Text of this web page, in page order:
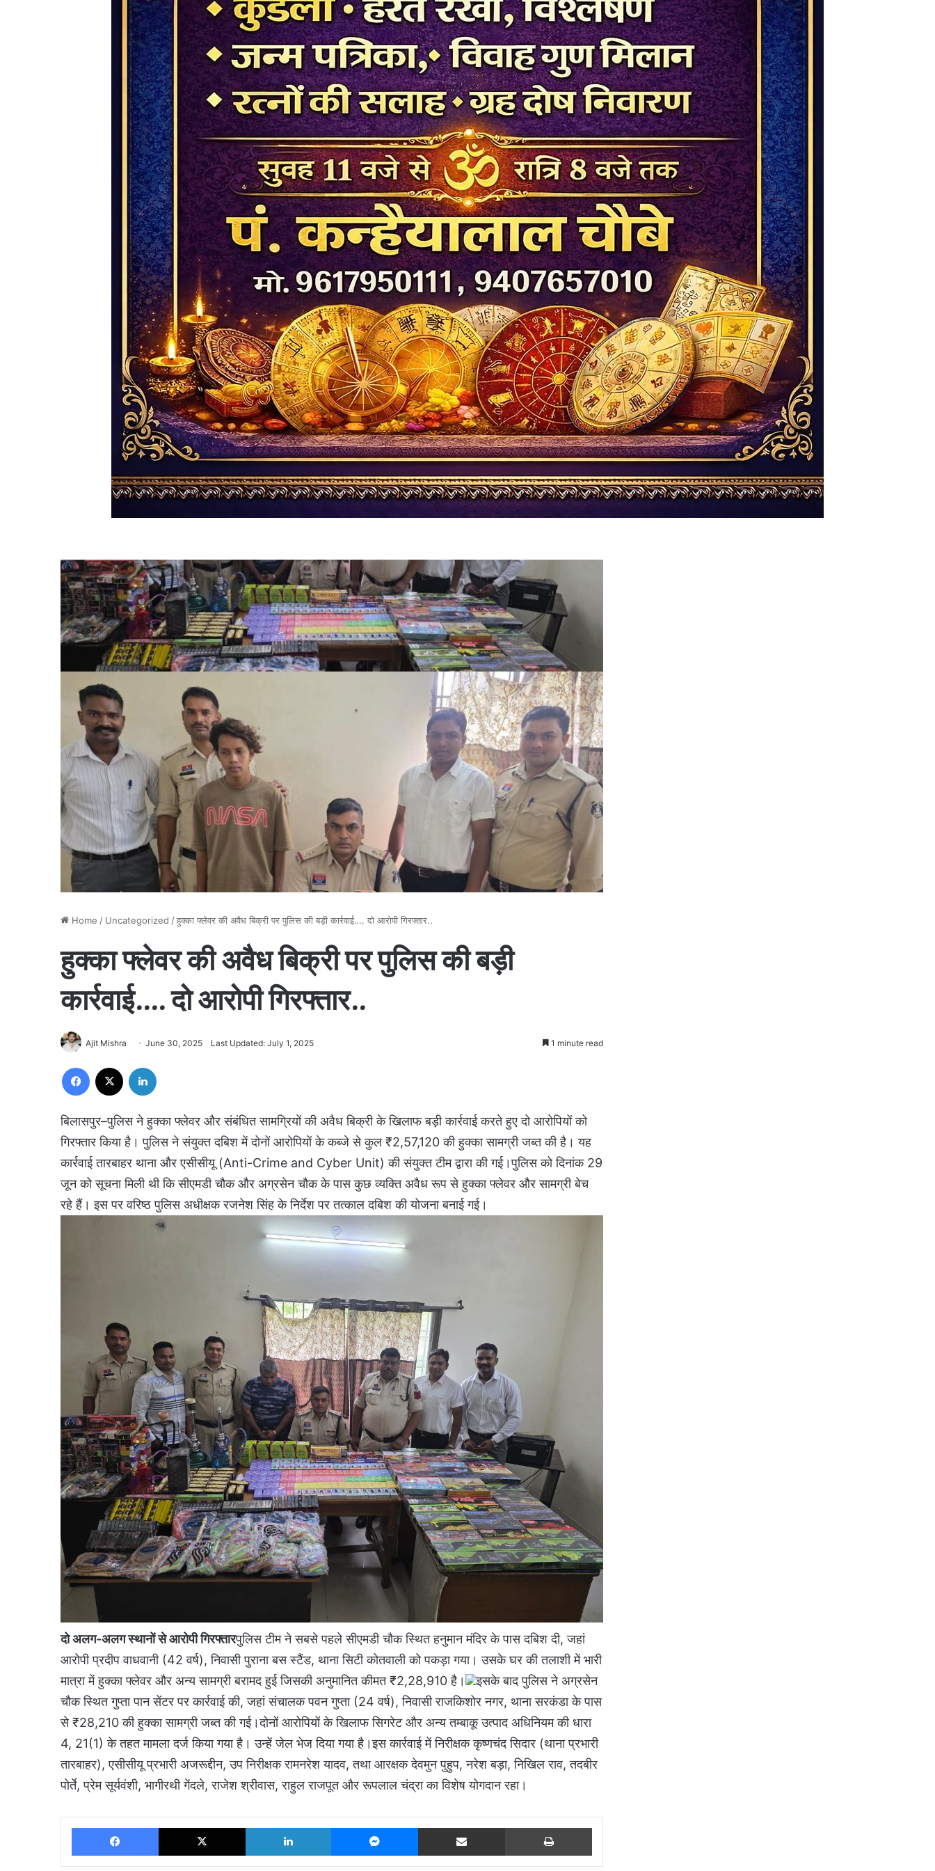
Home / Uncategorized /हुक्का फ्लेवर की अवैध बिक्री पर पुलिस की बड़ी कार्रवाई…. दो आरोपी गिरफ्तार..
हुक्का फ्लेवर की अवैध बिक्री पर पुलिस की बड़ी
कार्रवाई…. दो आरोपी गिरफ्तार..
Ajit Mishra June 30, 2025 Last Updated: July 1, 2025 1 minute read
Facebook
बिलासपुर–पुलिस ने हुक्का फ्लेवर और संबंधित सामग्रियों की अवैध बिक्री के खिलाफ बड़ी कार्रवाई करते हुए दो आरोपियों को
गिरफ्तार किया है। पुलिस ने संयुक्त दबिश में दोनों आरोपियों के कब्जे से कुल ₹2,57,120 की हुक्का सामग्री जब्त की है। यह
कार्रवाई तारबाहर थाना और एसीसीयू (Anti-Crime and Cyber Unit) की संयुक्त टीम द्वारा की गई।पुलिस को दिनांक 29
जून को सूचना मिली थी कि सीएमडी चौक और अग्रसेन चौक के पास कुछ व्यक्ति अवैध रूप से हुक्का फ्लेवर और सामग्री बेच
रहे हैं। इस पर वरिष्ठ पुलिस अधीक्षक रजनेश सिंह के निर्देश पर तत्काल दबिश की योजना बनाई गई।
दो अलग-अलग स्थानों से आरोपी गिरफ्तारपुलिस टीम ने सबसे पहले सीएमडी चौक स्थित हनुमान मंदिर के पास दबिश दी, जहां
आरोपी प्रदीप वाधवानी (42 वर्ष), निवासी पुराना बस स्टैंड, थाना सिटी कोतवाली को पकड़ा गया। उसके घर की तलाशी में भारी
मात्रा में हुक्का फ्लेवर और अन्य सामग्री बरामद हुई जिसकी अनुमानित कीमत ₹2,28,910 है।
इसके बाद पुलिस ने अग्रसेन
चौक स्थित गुप्ता पान सेंटर पर कार्रवाई की, जहां संचालक पवन गुप्ता (24 वर्ष), निवासी राजकिशोर नगर, थाना सरकंडा के पास
से ₹28,210 की हुक्का सामग्री जब्त की गई।दोनों आरोपियों के खिलाफ सिगरेट और अन्य तम्बाकू उत्पाद अधिनियम की धारा
4, 21(1) के तहत मामला दर्ज किया गया है। उन्हें जेल भेज दिया गया है।इस कार्रवाई में निरीक्षक कृष्णचंद सिदार (थाना प्रभारी
तारबाहर), एसीसीयू प्रभारी अजरूद्दीन, उप निरीक्षक रामनरेश यादव, तथा आरक्षक देवमुन पुहुप, नरेश बड़ा, निखिल राव, तदबीर
पोर्ते, प्रेम सूर्यवंशी, भागीरथी गेंदले, राजेश श्रीवास, राहुल राजपूत और रूपलाल चंद्रा का विशेष योगदान रहा।
Facebook X LinkedIn Messenger Share via Email Print